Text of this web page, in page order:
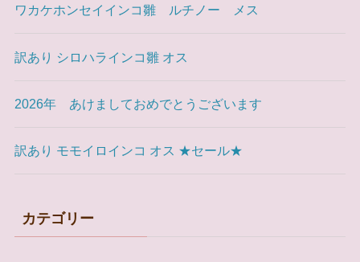
ワカケホンセイインコ雛 ルチノー メス
訳あり シロハラインコ雛 オス
2026年 あけましておめでとうございます
訳あり モモイロインコ オス ★セール★
カテゴリー